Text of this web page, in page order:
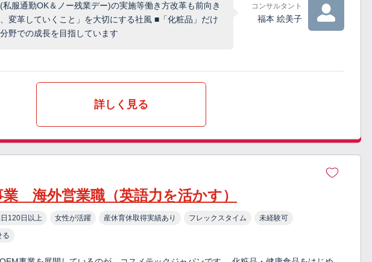
服通勤OK＆ノー残業デー)の実施等働き方改革も前向き
変革していくこと」を大切にする社風 ■「化粧品」だけ
野での成長を目指しています
コンサルタント
福本 絵美子
詳しく見る
業 海外営業職（英語力を活かす）
120日以上 女性が活躍 産休育休取得実績あり フレックスタイム 未経験可
る